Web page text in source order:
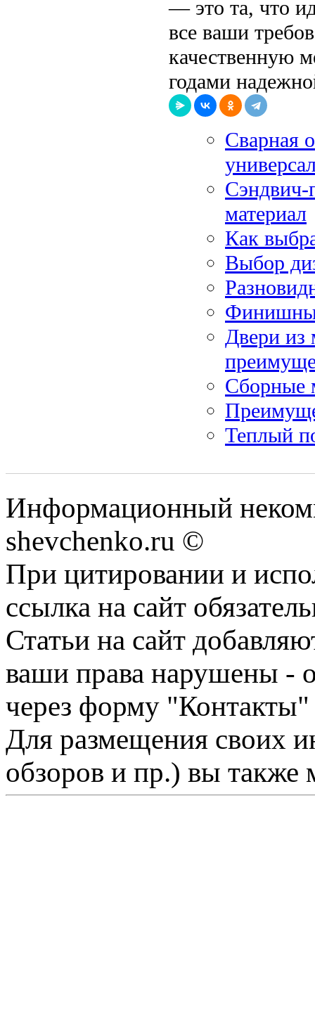
— это та, что
все ваши
качественную
годами
Сварная
Сэндвич-
материал
Как
Выбор
Двери из
Сборные
Теплый
Информационный
shevchenko.ru ©
При цитировании и
ссылка на сайт
Статьи на сайт
ваши права нарушены -
через форму "Контакты"
Для размещения своих
обзоров и пр.) вы также